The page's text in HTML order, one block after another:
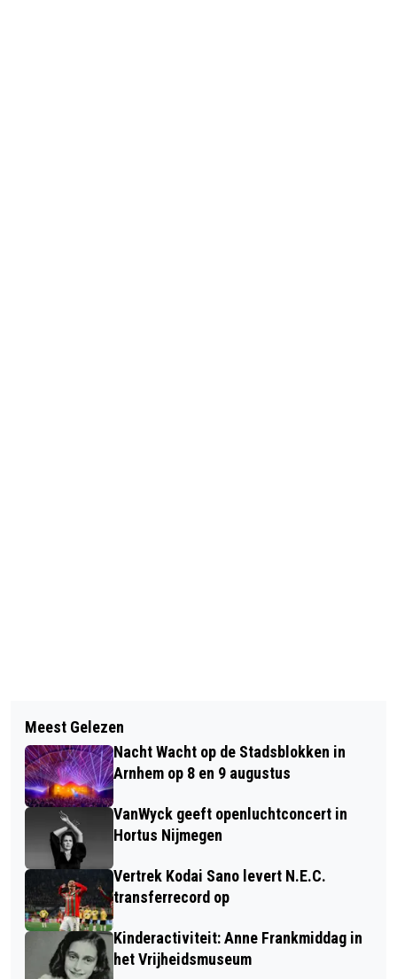
WORK IN NLPUNT VOOR
ARBEIDSMIGRANTEN IN RIJK VAN
NIJMEGEN
ORGANISATIE YE-CONCERTEN BLIJ
MET DEFINITIEVE VERGUNNING
Meest Gelezen
Nacht Wacht op de Stadsblokken in
Arnhem op 8 en 9 augustus
VanWyck geeft openluchtconcert in
Hortus Nijmegen
Vertrek Kodai Sano levert N.E.C.
transferrecord op
Kinderactiviteit: Anne Frankmiddag in
het Vrijheidsmuseum